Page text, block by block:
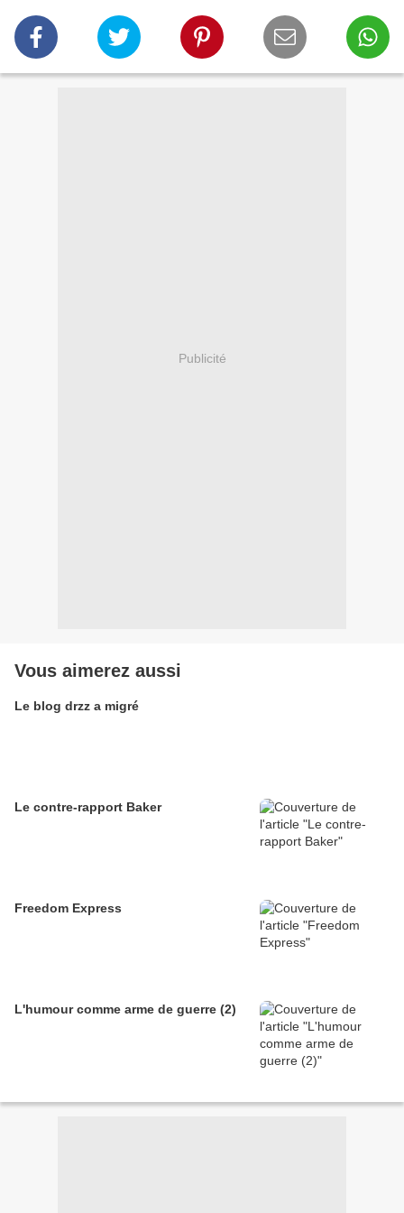
Publicité
Vous aimerez aussi
Le blog drzz a migré
Le contre-rapport Baker
Freedom Express
L'humour comme arme de guerre (2)